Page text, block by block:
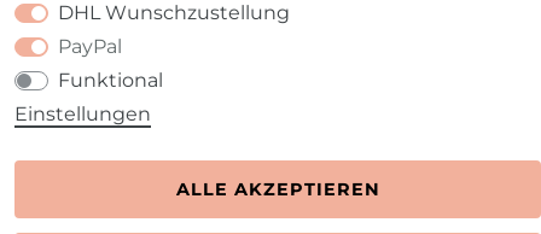
DHL Wunschzustellung
PayPal
Funktional
Einstellungen
ALLE AKZEPTIEREN